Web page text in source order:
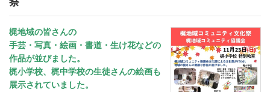
梶地域の皆さんの
手芸・写真・絵画・書道・生け花などの
作品が並びました。
梶小学校、 梶中学校の生徒さんの絵画も
展示されていました。